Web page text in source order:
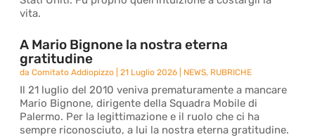
vita.
A Mario Bignone la nostra eterna
gratitudine
daComitato Addiopizzo |21 Luglio 2026 NEWS, RUBRICHE
Il 21 luglio del 2010 veniva prematuramente a mancare
Mario Bignone, dirigente della Squadra Mobile di
Palermo. Per la legittimazione e il ruolo che ci ha
sempre riconosciuto, a lui la nostra eterna gratitudine.